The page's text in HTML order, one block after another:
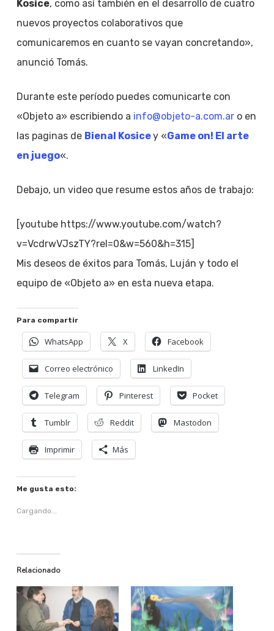
Kosice, como así también en el desarrollo de cuatro
nuevos proyectos colaborativos que
comunicaremos en cuanto se vayan concretando»,
anunció Tomás.
Durante este período puedes comunicarte con
«Objeto a» escribiendo a info@objeto-a.com.aro en
las paginas de Bienal Kosicey «Game on! El arte
en juego«.
Debajo, un video que resume estos años de trabajo:
[youtube https://www.youtube.com/watch?
v=VcdrwVJszTY?rel=0&w=560&h=315]
Mis deseos de éxitos para Tomás, Luján y todo el
equipo de «Objeto a» en esta nueva etapa.
Para compartir
WhatsApp X Facebook
Correo electrónico LinkedIn
Telegram Pinterest Pocket
Tumblr Reddit Mastodon
Imprimir Más
Me gusta esto:
Cargando...
Relacionado